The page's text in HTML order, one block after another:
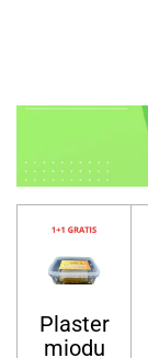
Plaster
miodu